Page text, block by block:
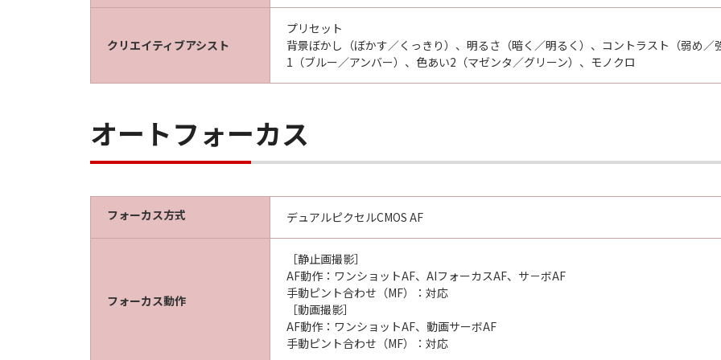
クリエイティブアシスト
プリセット
背景ぼかし（ぼかす／くっきり）、明るさ（暗く／明るく）、コントラスト（弱め
1（ブルー／アンバー）、色あい2（マゼンタ／グリーン）、モノクロ
オートフォーカス
フォーカス方式 デュアルピクセルCMOS AF
フォーカス動作
［静止画撮影］
AF動作：ワンショットAF、AIフォーカスAF、サ－ボAF
手動ピント合わせ（MF）：対応
［動画撮影］
AF動作：ワンショットAF、動画サーボAF
手動ピント合わせ（MF）：対応